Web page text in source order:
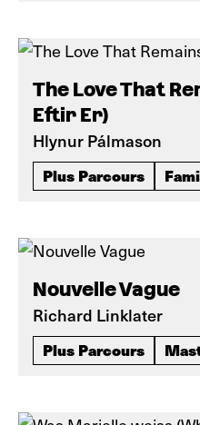
The Love That
Eftir Er)
Hlynur Pálmason
Plus Parcours
Nouvelle Vague
Richard Linklater
Plus Parcours